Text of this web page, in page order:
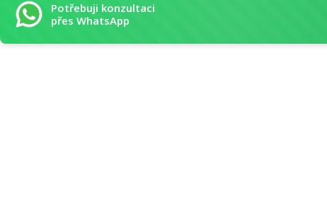
Potřebuji konzultaci
přes WhatsApp